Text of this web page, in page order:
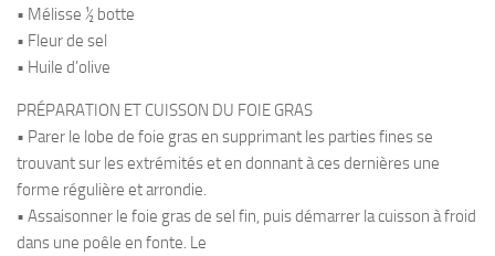
• Mélisse ½ botte
• Fleur de sel
• Huile d’olive
PRÉPARATION ET CUISSON DU FOIE GRAS
• Parer le lobe de foie gras en supprimant les parties fines se
trouvant sur les extrémités et en donnant à ces dernières une
forme régulière et arrondie.
• Assaisonner le foie gras de sel fin, puis démarrer la cuisson à froid
dans une poêle en fonte. Le